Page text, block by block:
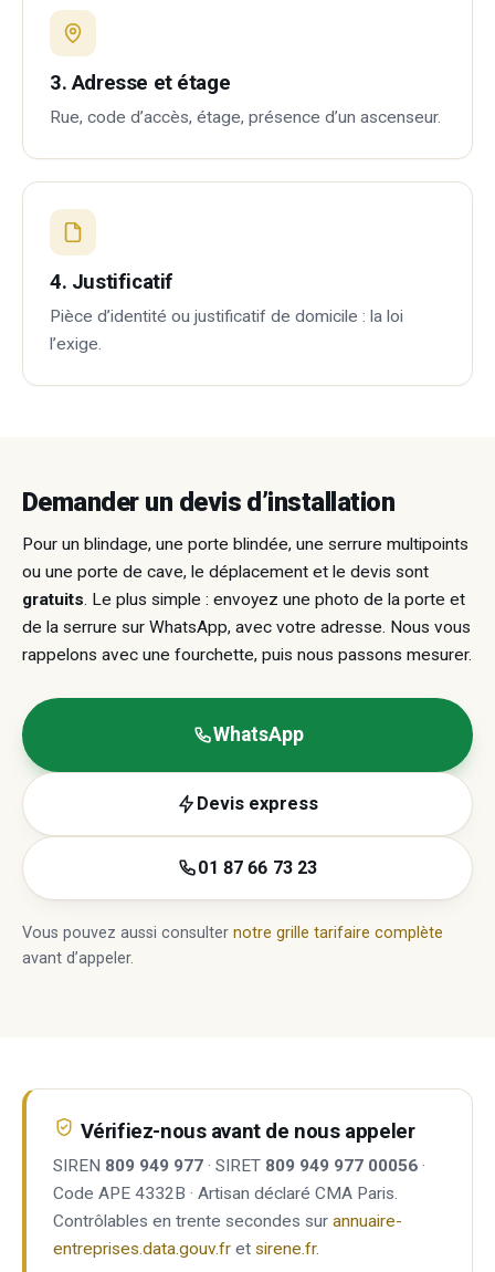
3. Adresse et étage
Rue, code d’accès, étage, présence d’un ascenseur.
4. Justificatif
Pièce d’identité ou justificatif de domicile : la loi
l’exige.
Demander un devis d’installation
Pour un blindage, une porte blindée, une serrure multipoints
ou une porte de cave, le déplacement et le devis sont
gratuits. Le plus simple : envoyez une photo de la porte et
de la serrure sur WhatsApp, avec votre adresse. Nous vous
rappelons avec une fourchette, puis nous passons mesurer.
WhatsApp
Devis express
01 87 66 73 23
Vous pouvez aussi consulter notre grille tarifaire complète
avant d’appeler.
Vérifiez-nous avant de nous appeler
SIREN 809 949 977 · SIRET 809 949 977 00056 ·
Code APE 4332B · Artisan déclaré CMA Paris.
Contrôlables en trente secondes sur annuaire-
entreprises.data.gouv.fr et sirene.fr.